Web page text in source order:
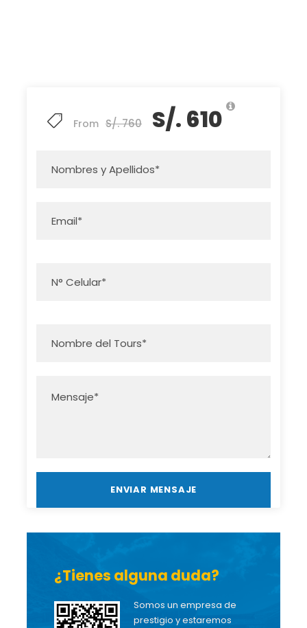
From S/. 760 S/. 610
¿Tienes alguna duda?
Somos un empresa de
prestigio y estaremos